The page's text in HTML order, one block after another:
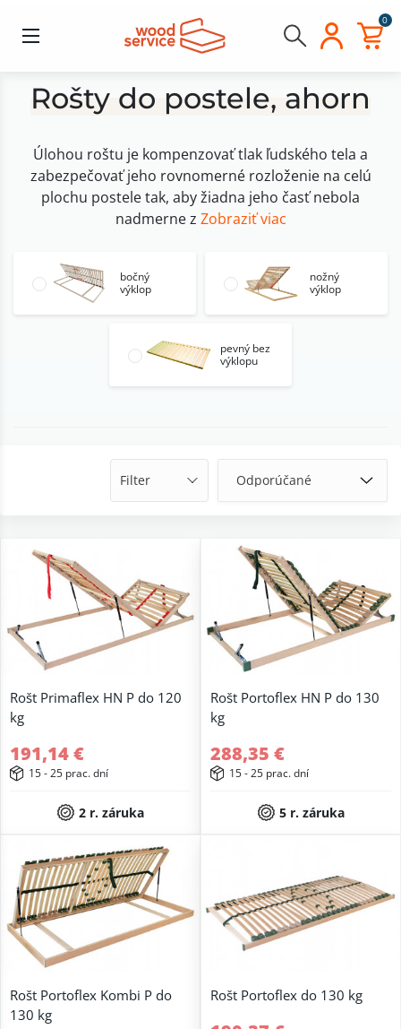
0
Rošty do postele, ahorn
Úlohou roštu je kompenzovať tlak ľudského tela a
zabezpečovať jeho rovnomerné rozloženie na celú
plochu postele tak, aby žiadna jeho časť nebola
nadmerne z Zobraziť viac
bočný
výklop
nožný
výklop
pevný bez
výklopu
Filter
Rošt Primaflex HN P do 120
kg
191,14 €
15 - 25 prac. dní
2 r. záruka
Rošt Portoflex HN P do 130
kg
288,35 €
15 - 25 prac. dní
5 r. záruka
Rošt Portoflex Kombi P do
130 kg
Rošt Portoflex do 130 kg